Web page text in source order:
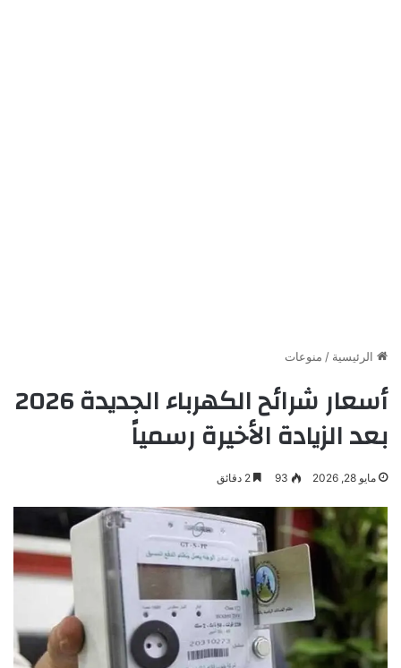
الرئيسية / منوعات
أسعار شرائح الكهرباء الجديدة 2026
بعد الزيادة الأخيرة رسمياً
مايو 28, 2026 93